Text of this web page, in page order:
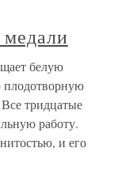
медали
белую
плодотворную
тридцатые
работу.
и его